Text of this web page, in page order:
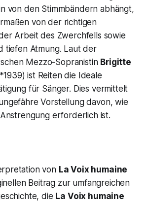
von den Stimmbändern abhängt,
von der richtigen
Arbeit des Zwerchfells sowie
tiefen Atmung. Laut der
Mezzo-Sopranistin Brigitte
ist Reiten die Ideale
für Sänger. Dies vermittelt
Vorstellung davon, wie
erforderlich ist.
von La Voix humaine
Beitrag zur umfangreichen
die La Voix humaine